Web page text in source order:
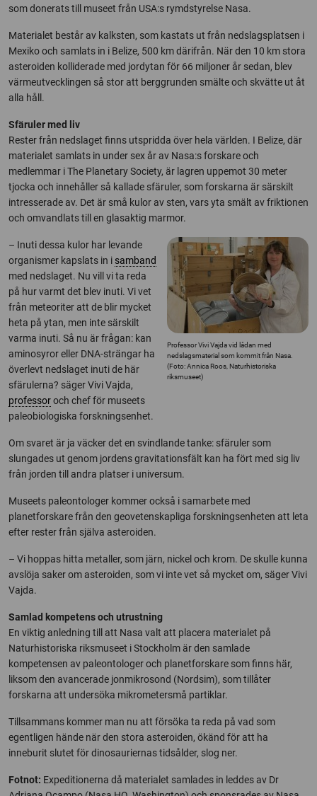
som donerats till museet från USA:s rymdstyrelse Nasa.
Materialet består av kalksten, som kastats ut från nedslagsplatsen i
Mexiko och samlats in i Belize, 500 km därifrån. När den 10 km stora
asteroiden kolliderade med jordytan för 66 miljoner år sedan, blev
värmeutvecklingen så stor att berggrunden smälte och skvätte ut åt
alla håll.
Sfäruler med liv
Rester från nedslaget finns utspridda över hela världen. I Belize, där
materialet samlats in under sex år av Nasa:s forskare och
medlemmar i The Planetary Society, är lagren uppemot 30 meter
tjocka och innehåller så kallade sfäruler, som forskarna är särskilt
intresserade av. Det är små kulor av sten, vars yta smält av friktionen
och omvandlats till en glasaktig marmor.
Professor Vivi Vajda vid lådan med
nedslagsmaterial som kommit från Nasa.
(Foto: Annica Roos, Naturhistoriska
riksmuseet)
– Inuti dessa kulor har levande
organismer kapslats in i samband
med nedslaget. Nu vill vi ta reda
på hur varmt det blev inuti. Vi vet
från meteoriter att de blir mycket
heta på ytan, men inte särskilt
varma inuti. Så nu är frågan: kan
aminosyror eller DNA-strängar ha
överlevt nedslaget inuti de här
sfärulerna? säger Vivi Vajda,
professoroch chef för museets
paleobiologiska forskningsenhet.
Om svaret är ja väcker det en svindlande tanke: sfäruler som
slungades ut genom jordens gravitationsfält kan ha fört med sig liv
från jorden till andra platser i universum.
Museets paleontologer kommer också i samarbete med
planetforskare från den geovetenskapliga forskningsenheten att leta
efter rester från själva asteroiden.
– Vi hoppas hitta metaller, som järn, nickel och krom. De skulle kunna
avslöja saker om asteroiden, som vi inte vet så mycket om, säger Vivi
Vajda.
Samlad kompetens och utrustning
En viktig anledning till att Nasa valt att placera materialet på
Naturhistoriska riksmuseet i Stockholm är den samlade
kompetensen av paleontologer och planetforskare som finns här,
liksom den avancerade jonmikrosond (Nordsim), som tillåter
forskarna att undersöka mikrometersmå partiklar.
Tillsammans kommer man nu att försöka ta reda på vad som
egentligen hände när den stora asteroiden, ökänd för att ha
inneburit slutet för dinosauriernas tidsålder, slog ner.
Fotnot: Expeditionerna då materialet samlades in leddes av Dr